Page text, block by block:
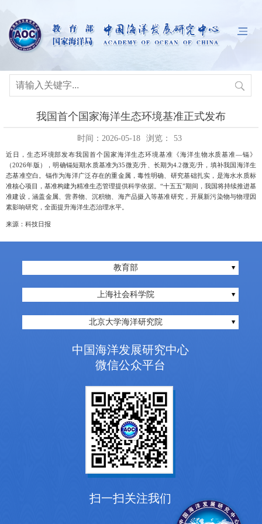
我国首个国家海洋生态环境基准正式发布
时间：2026-05-18 浏览： 53
近日 ，生态环境部发布我国首个国家海洋生态环境基准《海洋生物水质基准—镉》
（2026年版），明确镉短期水质基准为35微克/升、长期为4.2微克/升，填补我国海洋生
态基准空白。镉作为海洋广泛存在的重金属，毒性明确、研究基础扎实，是海水水质标
准核心项目，基准构建为精准生态管理提供科学依据。“十五五”期间，我国将持续推进基
准建设，涵盖金属、营养物、沉积物、海产品摄入等基准研究，开展新污染物与物理因
素影响研究，全面提升海洋生态治理水平。
来源：科技日报
教育部
上海社会科学院
北京大学海洋研究院
中国海洋发展研究中心
微信公众平台
扫一扫关注我们